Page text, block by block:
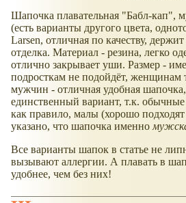
Шапочка плавательная "Бабл-кап",
(есть варианты другого цвета,
Larsen, отличная по качеству,
отделка. Материал - резина, легко
отлично закрывает уши. Размер -
подросткам не подойдёт, женщинам
мужчин - отличная удобная
единственный вариант, т.к.
как правило, малы (хорошо подходят
указано, что шапочка именно
Все варианты шапок в статье не
вызывают аллергии. А плавать в
удобнее, чем без них!